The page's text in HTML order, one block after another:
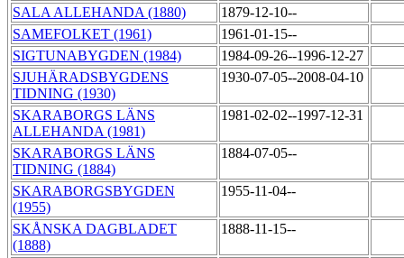
SALA ALLEHANDA (1880)
1879-12-10--
SAMEFOLKET (1961)
1961-01-15--
SIGTUNABYGDEN (1984)
1984-09-26--1996-12-27
SJUHÄRADSBYGDENS
TIDNING (1930)
1930-07-05--2008-04-10
SKARABORGS LÄNS
ALLEHANDA (1981)
1981-02-02--1997-12-31
SKARABORGS LÄNS
TIDNING (1884)
1884-07-05--
SKARABORGSBYGDEN
(1955)
1955-11-04--
SKÅNSKA DAGBLADET
(1888)
1888-11-15--